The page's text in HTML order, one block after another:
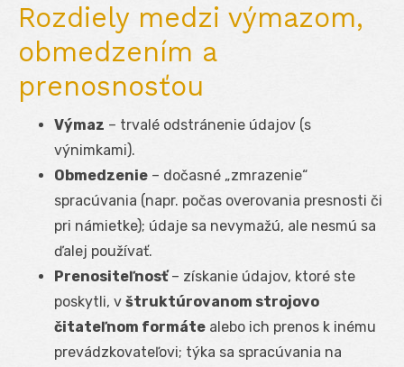
Rozdiely medzi výmazom,
obmedzením a
prenosnosťou
Výmaz – trvalé odstránenie údajov (s
výnimkami).
Obmedzenie – dočasné „zmrazenie“
spracúvania (napr. počas overovania presnosti či
pri námietke); údaje sa nevymažú, ale nesmú sa
ďalej používať.
Prenositeľnosť– získanie údajov, ktoré ste
poskytli, v štruktúrovanom strojovo
čitateľnom formáte alebo ich prenos k inému
prevádzkovateľovi; týka sa spracúvania na